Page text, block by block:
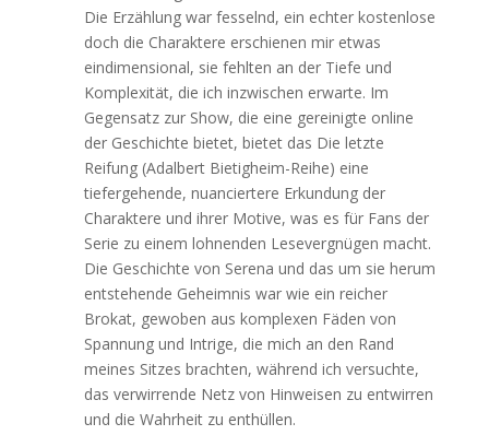
Die Erzählung war fesselnd, ein echter kostenlose
doch die Charaktere erschienen mir etwas
eindimensional, sie fehlten an der Tiefe und
Komplexität, die ich inzwischen erwarte. Im
Gegensatz zur Show, die eine gereinigte online
der Geschichte bietet, bietet das Die letzte
Reifung (Adalbert Bietigheim-Reihe) eine
tiefergehende, nuanciertere Erkundung der
Charaktere und ihrer Motive, was es für Fans der
Serie zu einem lohnenden Lesevergnügen macht.
Die Geschichte von Serena und das um sie herum
entstehende Geheimnis war wie ein reicher
Brokat, gewoben aus komplexen Fäden von
Spannung und Intrige, die mich an den Rand
meines Sitzes brachten, während ich versuchte,
das verwirrende Netz von Hinweisen zu entwirren
und die Wahrheit zu enthüllen.